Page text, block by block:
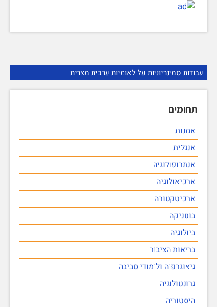
עבודות סמינריוניות על לאומיות ערבית מצרית
תחומים
אמנות
אנגלית
אנתרופולוגיה
ארכיאולוגיה
ארכיטקטורה
בוטניקה
ביולוגיה
בריאות הציבור
גיאוגרפיה ולימודי סביבה
גרונטולוגיה
היסטוריה